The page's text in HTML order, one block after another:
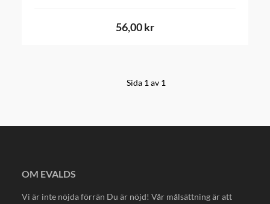
56,00 kr
Sida 1 av 1
OM EVALDS
Vi är inte nöjda förrän Du är nöjd! Vår målsättning är att